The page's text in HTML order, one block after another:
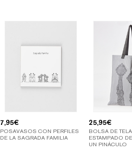
7,95€
POSAVASOS CON PERFILES
DE LA SAGRADA FAMILIA
25,95€
BOLSA DE
ESTAMPADO
UN PINÁCULO